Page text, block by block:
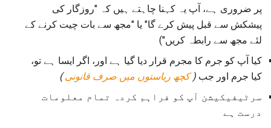
پر ضروری ہے، آپ یہ کہنا چاہتے ہیں کہ "روزگار کی
پیشکش سے قبل پیش کرے گا" یا "مجھ سے بات چیت کرنے کے
لئے مجھ سے رابطہ کریں")
کیا آپ کو جرم کا مجرم قرار دیا گیا ہے اور، اگر ایسا ہے تو،
کیا جرم اور جب (کچھ ریاستوں میں صرف قانونی)
سرٹیفیکیشن آپ کو فراہم کردہ تمام معلومات
درست ہے